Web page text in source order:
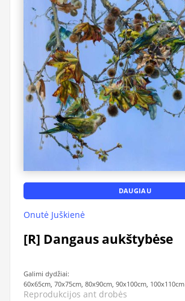
DAUGIAU
Onutė Juškienė
[R] Dangaus aukštybėse
Galimi dydžiai:
60x65cm, 70x75cm, 80x90cm, 90x100cm, 100x110cm
Reprodukcijos ant drobės